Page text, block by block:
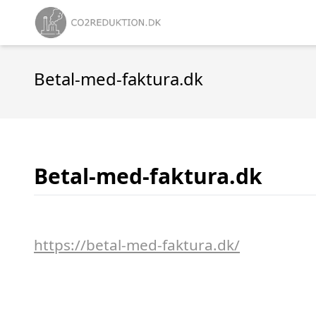
Betal-med-faktura.dk
Betal-med-faktura.dk
https://betal-med-faktura.dk/